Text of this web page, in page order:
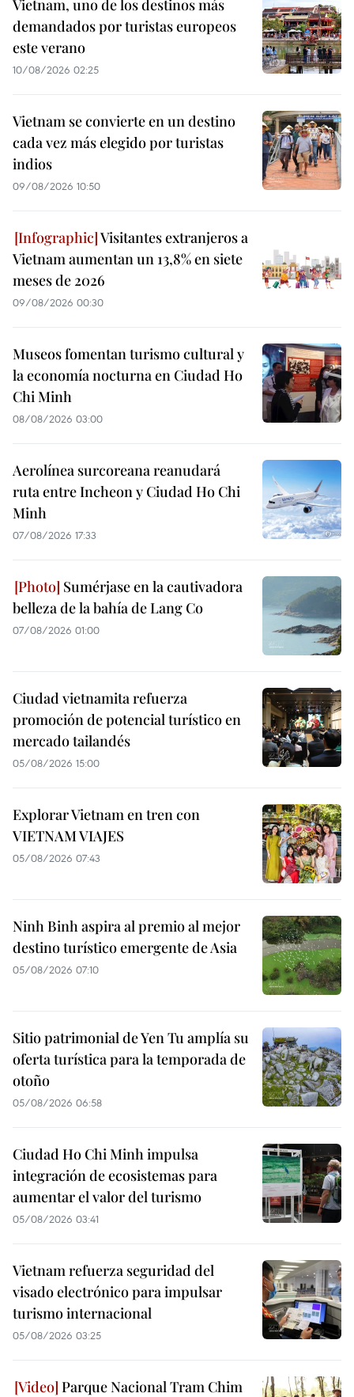
Vietnam, uno de los destinos más
demandados por turistas europeos
este verano
10/08/2026 02:25
Vietnam se convierte en un destino
cada vez más elegido por turistas
indios
09/08/2026 10:50
Visitantes extranjeros a
Vietnam aumentan un 13,8% en siete
meses de 2026
09/08/2026 00:30
Museos fomentan turismo cultural y
la economía nocturna en Ciudad Ho
Chi Minh
08/08/2026 03:00
Aerolínea surcoreana reanudará
ruta entre Incheon y Ciudad Ho Chi
Minh
07/08/2026 17:33
Sumérjase en la cautivadora
belleza de la bahía de Lang Co
07/08/2026 01:00
Ciudad vietnamita refuerza
promoción de potencial turístico en
mercado tailandés
05/08/2026 15:00
Explorar Vietnam en tren con
VIETNAM VIAJES
05/08/2026 07:43
Ninh Binh aspira al premio al mejor
destino turístico emergente de Asia
05/08/2026 07:10
Sitio patrimonial de Yen Tu amplía su
oferta turística para la temporada de
otoño
05/08/2026 06:58
Ciudad Ho Chi Minh impulsa
integración de ecosistemas para
aumentar el valor del turismo
05/08/2026 03:41
Vietnam refuerza seguridad del
visado electrónico para impulsar
turismo internacional
05/08/2026 03:25
Parque Nacional Tram Chim